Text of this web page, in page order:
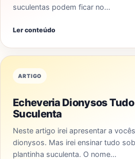
suculentas podem ficar no…
Ler conteúdo
ARTIGO
Echeveria Dionysos Tudo
Suculenta
Neste artigo irei apresentar a
dionysos. Mas irei ensinar tudo
plantinha suculenta. O nome…